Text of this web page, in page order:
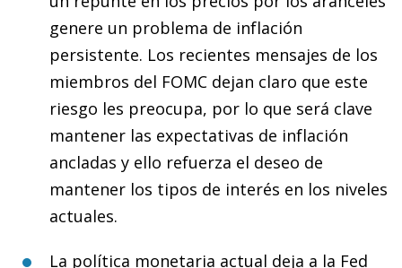
genere un problema de inflación
persistente. Los recientes mensajes de los
miembros del FOMC dejan claro que este
riesgo les preocupa, por lo que será clave
mantener las expectativas de inflación
ancladas y ello refuerza el deseo de
mantener los tipos de interés en los niveles
actuales.
La política monetaria actual deja a la Fed